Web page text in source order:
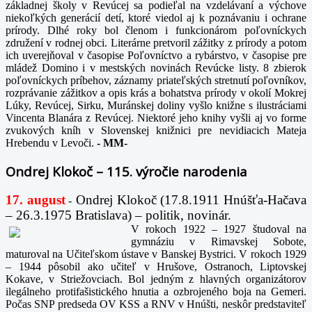
základnej školy v Revúcej sa podieľal na vzdelávaní a výchove
niekoľkých generácií detí, ktoré viedol aj k poznávaniu i ochrane
prírody. Dlhé roky bol členom i funkcionárom poľovníckych
združení v rodnej obci. Literárne pretvoril zážitky z prírody a potom
ich uverejňoval v časopise Poľovníctvo a rybárstvo, v časopise pre
mládež Domino i v mestských novinách Revúcke listy. 8 zbierok
poľovníckych príbehov, záznamy priateľských stretnutí poľovníkov,
rozprávanie zážitkov a opis krás a bohatstva prírody v okolí Mokrej
Lúky, Revúcej, Sirku, Muránskej doliny vyšlo knižne s ilustráciami
Vincenta Blanára z Revúcej. Niektoré jeho knihy vyšli aj vo forme
zvukových kníh v Slovenskej knižnici pre nevidiacich Mateja
Hrebendu v Levoči. - MM-
Ondrej Klokoč – 115. výročie narodenia
17. august- Ondrej Klokoč (17.8.1911 Hnúšťa-Hačava
– 26.3.1975 Bratislava) – politik, novinár.
V rokoch 1922 – 1927 študoval na
gymnáziu v Rimavskej Sobote,
maturoval na Učiteľskom ústave v Banskej Bystrici. V rokoch 1929
– 1944 pôsobil ako učiteľ v Hrušove, Ostranoch, Liptovskej
Kokave, v Striežovciach. Bol jedným z hlavných organizátorov
ilegálneho protifašistického hnutia a ozbrojeného boja na Gemeri.
Počas SNP predseda OV KSS a RNV v Hnúšti, neskôr predstaviteľ